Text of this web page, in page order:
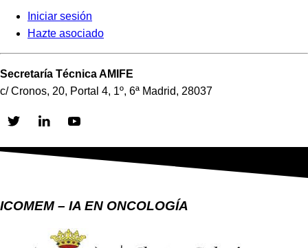
Iniciar sesión
Hazte asociado
Secretaría Técnica AMIFE
c/ Cronos, 20, Portal 4, 1º, 6ª Madrid, 28037
Skip
ICOMEM – IA EN ONCOLOGÍA